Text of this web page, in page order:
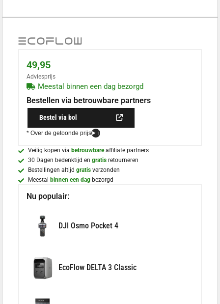
49,95
Adviesprijs
Meestal binnen een dag bezorgd
Bestellen via betrouwbare partners
Bestel via bol
* Over de getoonde prijs i
Veilig kopen viabetrouwbareaffiliate partners
30 Dagen bedenktijd engratis retourneren
Bestellingen altijdgratisverzonden
Meestalbinnen een dag bezorgd
Nu populair:
DJI Osmo Pocket 4
EcoFlow DELTA 3 Classic